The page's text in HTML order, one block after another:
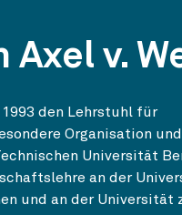
Axel v.
1993 den Lehrstuhl für
Organisation und
Universität
an der
und an der Universität